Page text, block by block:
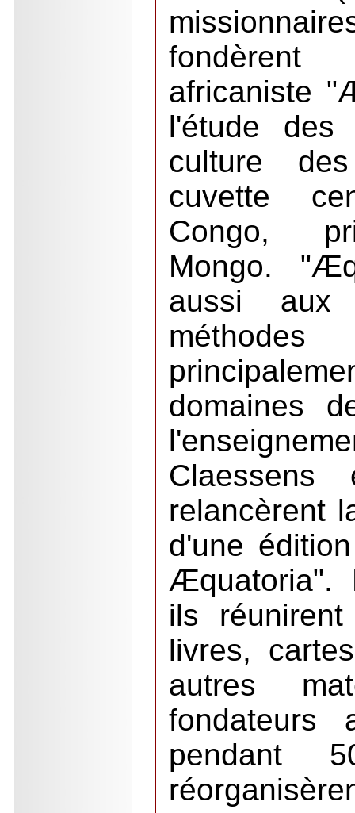
africaniste
l'étude
culture
cuvette
Congo,
Mongo.
aussi
méthodes
domaines
relancèrent
d'une
Æquatoria".
ils
livres,
autres
fondateurs
pendant